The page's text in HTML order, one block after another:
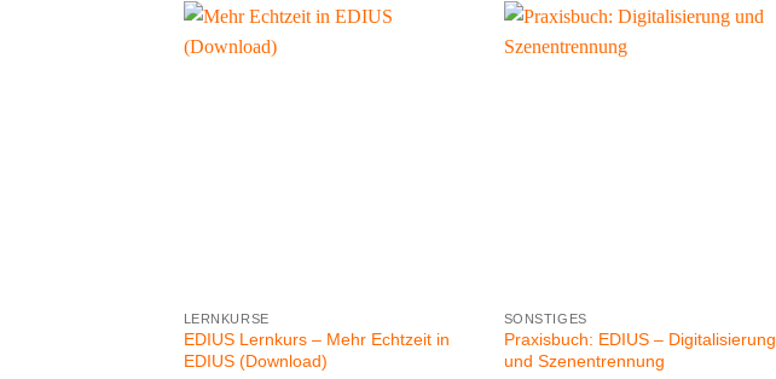
LERNKURSE
EDIUS Lernkurs – Mehr Echtzeit in
EDIUS (Download)
SONSTIGES
Praxisbuch: EDIUS – Digitalisierung
und Szenentrennung